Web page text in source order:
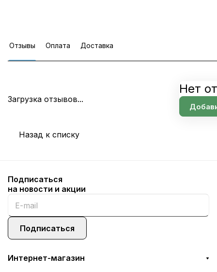
Отзывы Оплата Доставка
Загрузка отзывов...
Нет
Назад к списку
Подписаться
на новости и акции
Подписаться
Интернет-магазин